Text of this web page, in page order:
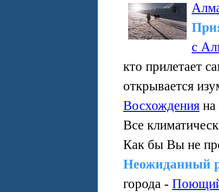
с
кто прилетает
открывается
Восхождения
Все
Как бы Вы не
Неожиданный
города -